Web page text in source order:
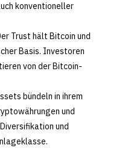
konventioneller
Trust hält Bitcoin und
Basis. Investoren
von der Bitcoin-
bündeln in ihrem
und
und